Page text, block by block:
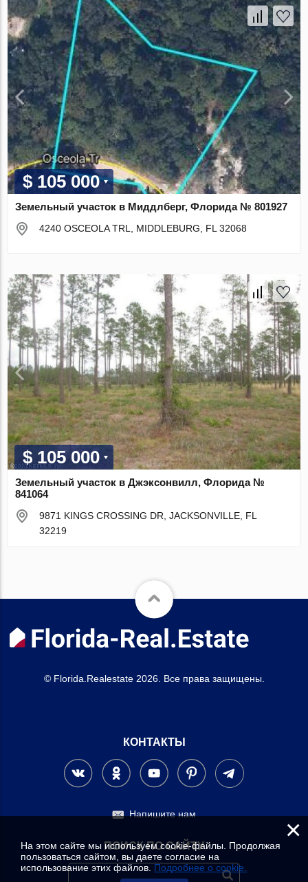
$ 105 000
Земельный участок в Миддлберг, Флорида № 801927
4240 OSCEOLA TRL, MIDDLEBURG, FL 32068
$ 105 000
Земельный участок в Джэксонвилл, Флорида №
841064
9871 KINGS CROSSING DR, JACKSONVILLE, FL
32219
© Florida.Realestate 2026. Все права защищены.
КОНТАКТЫ
Напишите нам
ПОИСК ПО САЙТУ
×
На этом сайте мы используем cookie-файлы. Продолжая
пользоваться сайтом, вы даете согласие на
использование этих файлов. Подробнее о cookie.